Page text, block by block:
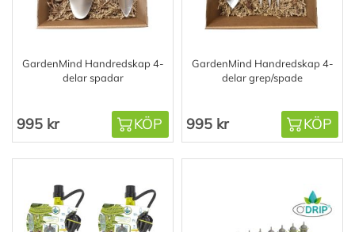
GardenMind Handredskap 4-
delar spadar
995 kr KÖP
GardenMind Handredskap 4-
delar grep/spade
995 kr KÖP